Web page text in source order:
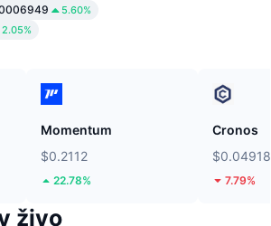
5.60%
2.05%
Momentum
$0.2112
22.78%
Cronos
$0.04918
7.79%
živo